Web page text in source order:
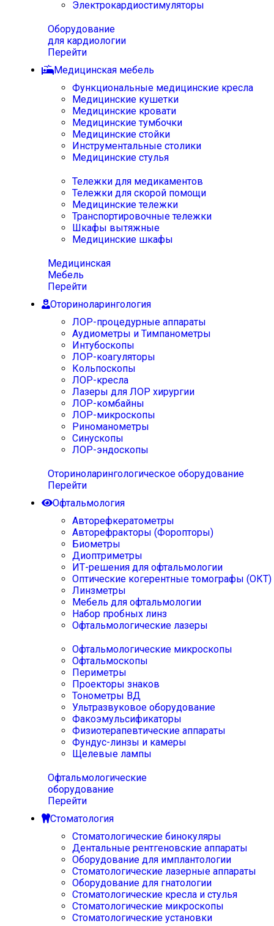
Электрокардиостимуляторы
Оборудование
для кардиологии
Перейти
Медицинская мебель
Функциональные медицинские кресла
Медицинские кушетки
Медицинские кровати
Медицинские тумбочки
Медицинские стойки
Инструментальные столики
Медицинские стулья
Тележки для медикаментов
Тележки для скорой помощи
Медицинские тележки
Транспортировочные тележки
Шкафы вытяжные
Медицинские шкафы
Медицинская
Мебель
Перейти
Оториноларингология
ЛОР-процедурные аппараты
Аудиометры и Тимпанометры
Интубоскопы
ЛОР-коагуляторы
Кольпоскопы
ЛОР-кресла
Лазеры для ЛОР хирургии
ЛОР-комбайны
ЛОР-микроскопы
Риноманометры
Синускопы
ЛОР-эндоскопы
Оториноларингологическое оборудование
Перейти
Офтальмология
Авторефкератометры
Авторефракторы (Форопторы)
Биометры
Диоптриметры
ИТ-решения для офтальмологии
Оптические когерентные томографы (ОКТ)
Линзметры
Мебель для офтальмологии
Набор пробных линз
Офтальмологические лазеры
Офтальмологические микроскопы
Офтальмоскопы
Периметры
Проекторы знаков
Тонометры ВД
Ультразвуковое оборудование
Факоэмульсификаторы
Физиотерапевтические аппараты
Фундус-линзы и камеры
Щелевые лампы
Офтальмологические
оборудование
Перейти
Стоматология
Стоматологические бинокуляры
Дентальные рентгеновские аппараты
Оборудование для имплантологии
Стоматологические лазерные аппараты
Оборудование для гнатологии
Стоматологические кресла и стулья
Стоматологические микроскопы
Стоматологические установки